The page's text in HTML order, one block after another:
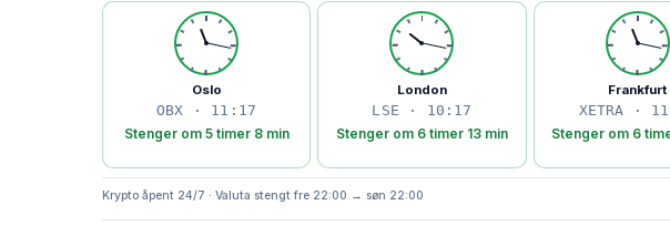
Oslo
OBX · 11:17
Stenger om 5 timer 8 min
London
LSE · 10:17
Stenger om 6 timer 13 min
Frankfurt
XETRA ·
Stenger om 6
Krypto åpent 24/7 · Valuta stengt fre 22:00 → søn 22:00